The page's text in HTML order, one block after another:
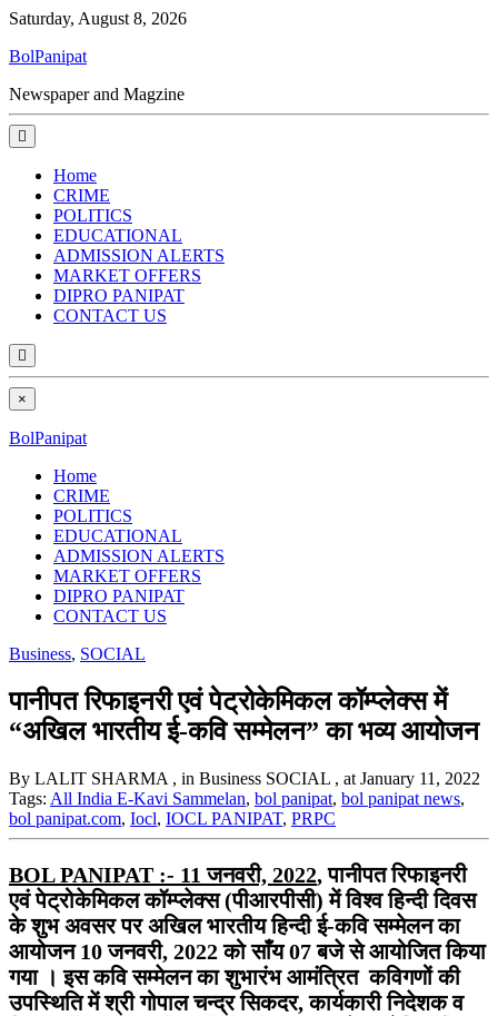
Saturday, August 8, 2026
BolPanipat
Newspaper and Magzine
Home
CRIME
POLITICS
EDUCATIONAL
ADMISSION ALERTS
MARKET OFFERS
DIPRO PANIPAT
CONTACT US
×
BolPanipat
Home
CRIME
POLITICS
EDUCATIONAL
ADMISSION ALERTS
MARKET OFFERS
DIPRO PANIPAT
CONTACT US
Business, SOCIAL
पानीपत रिफाइनरी एवं पेट्रोकेमिकल कॉम्प्लेक्स में
“अखिल भारतीय ई-कवि सम्मेलन” का भव्य आयोजन
By LALIT SHARMA , in Business SOCIAL , at January 11, 2022
Tags: All India E-Kavi Sammelan, bol panipat, bol panipat news,
bol panipat.com, Iocl, IOCL PANIPAT, PRPC
BOL PANIPAT :- 11 जनवरी, 2022, पानीपत रिफाइनरी
एवं पेट्रोकेमिकल कॉम्प्लेक्स (पीआरपीसी) में विश्व हिन्दी दिवस
के शुभ अवसर पर अखिल भारतीय हिन्दी ई-कवि सम्मेलन का
आयोजन 10 जनवरी, 2022 को साँय 07 बजे से आयोजित किया
गया । इस कवि सम्मेलन का शुभारंभ आमंत्रित कविगणों की
उपस्थिति में श्री गोपाल चन्द्र सिकदर, कार्यकारी निदेशक व